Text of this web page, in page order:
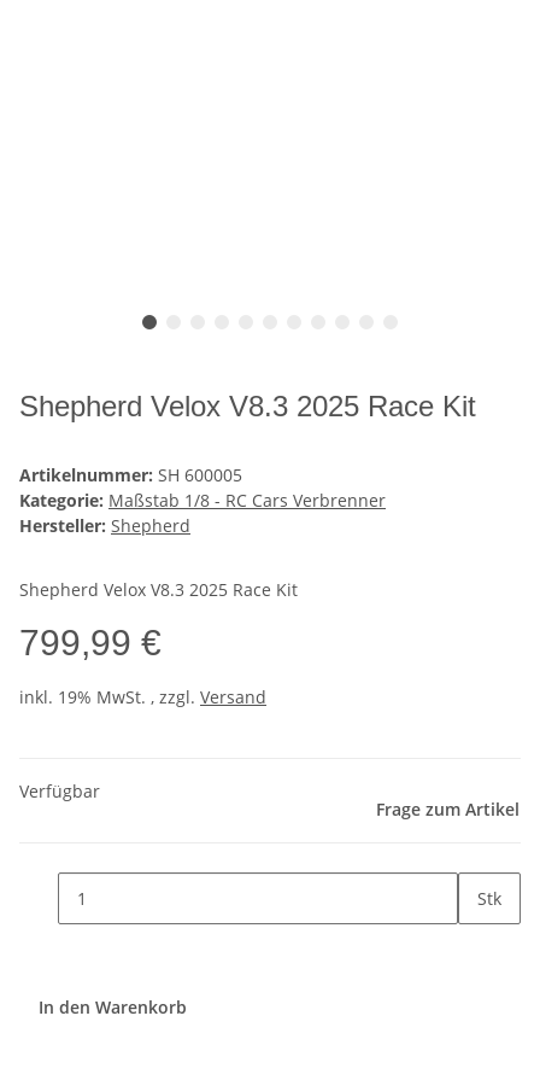
Shepherd Velox V8.3 2025 Race Kit
Artikelnummer: SH 600005
Kategorie: Maßstab 1/8 - RC Cars Verbrenner
Hersteller: Shepherd
Shepherd Velox V8.3 2025 Race Kit
799,99 €
inkl. 19% MwSt. , zzgl. Versand
Verfügbar
Frage zum Artikel
Stk
In den Warenkorb